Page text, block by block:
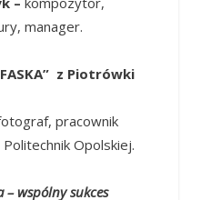
manager.
FASKA” z Piotrówki
pracownik
Opolskiej.
– wspólny sukces